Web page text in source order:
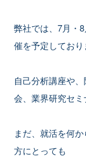
弊社では、7月・
催を予定しており
自己分析講座や
会、業界研究セ
まだ、就活を何
方にとっても